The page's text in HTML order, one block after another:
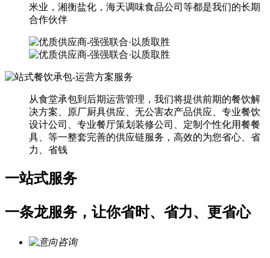
米业，湘衡盐化，海天调味食品公司等都是我们的长期
合作伙伴
从食堂承包到后期运营管理，我们将提供前期的餐饮解
决方案、原厂厨具供应、无公害农产品供应、专业餐饮
设计公司、专业餐厅策划装修公司、定制个性化用餐餐
具、等一整套完善的供应链服务，高效的为您省心、省
力、省钱
一站式服务
一条龙服务，让你省时、省力、更省心